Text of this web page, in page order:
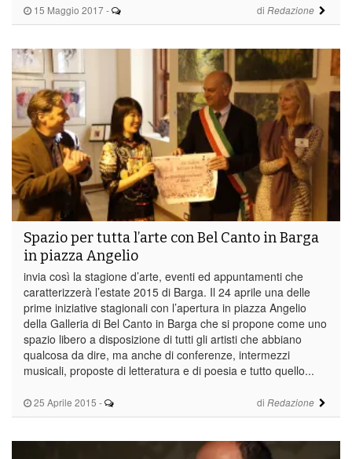
15 Maggio 2017 - di Redazione
25 Aprile 2015 - di Redazione
Spazio per tutta l’arte con Bel Canto in Barga
in piazza Angelio
invia così la stagione d’arte, eventi ed appuntamenti che
caratterizzerà l’estate 2015 di Barga. Il 24 aprile una delle
prime iniziative stagionali con l’apertura in piazza Angelio
della Galleria di Bel Canto in Barga che si propone come uno
spazio libero a disposizione di tutti gli artisti che abbiano
qualcosa da dire, ma anche di conferenze, intermezzi
musicali, proposte di letteratura e di poesia e tutto quello...